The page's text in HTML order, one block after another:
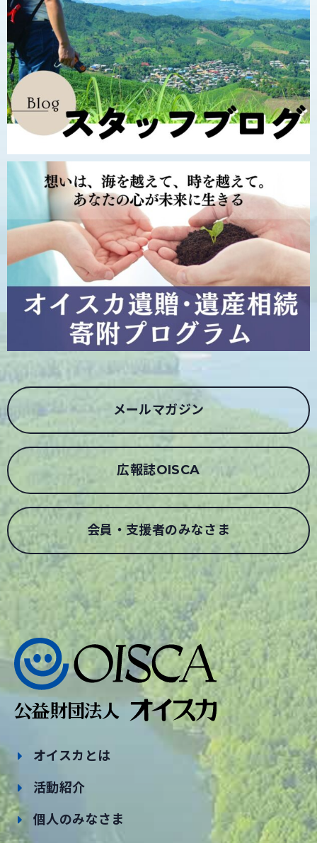
メールマガジン
広報誌OISCA
会員・支援者のみなさま
オイスカとは
活動紹介
個人のみなさま